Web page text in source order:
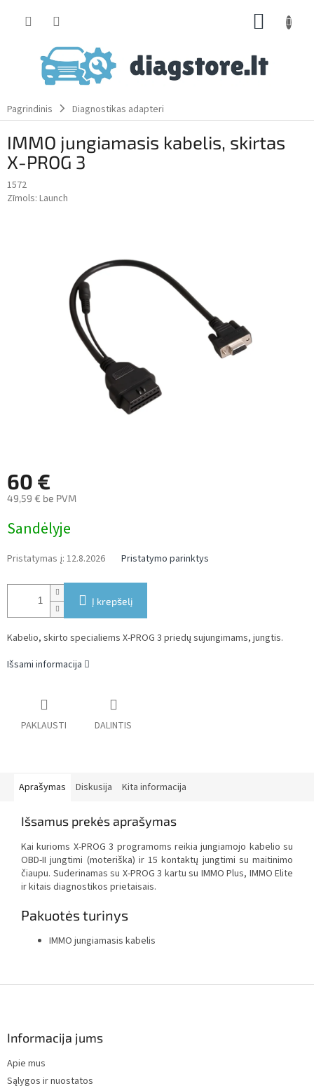
Pagrindinis Diagnostikas adapteri
IMMO jungiamasis kabelis, skirtas
X-PROG 3
1572
Zīmols: Launch
60 €
49,59 € be PVM
price:
Sandėlyje
Pristatymas į: 12.8.2026 Pristatymo parinktys
Į krepšelį
Kabelio, skirto specialiems X-PROG 3 priedų sujungimams, jungtis.
Išsami informacija
PAKLAUSTI DALINTIS
Aprašymas Diskusija Kita informacija
Išsamus prekės aprašymas
Kai kurioms X-PROG 3 programoms reikia jungiamojo kabelio su
OBD-II jungtimi (moteriška) ir 15 kontaktų jungtimi su maitinimo
čiaupu. Suderinamas su X-PROG 3 kartu su IMMO Plus, IMMO Elite
ir kitais diagnostikos prietaisais.
Pakuotės turinys
IMMO jungiamasis kabelis
Informacija jums
Apie mus
Sąlygos ir nuostatos